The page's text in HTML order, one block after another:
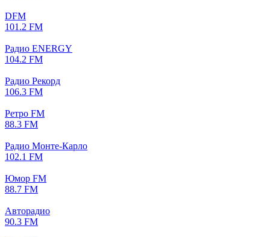
DFM
101.2 FM
Радио ENERGY
104.2 FM
Радио Рекорд
106.3 FM
Ретро FM
88.3 FM
Радио Монте-Карло
102.1 FM
Юмор FM
88.7 FM
Авторадио
90.3 FM